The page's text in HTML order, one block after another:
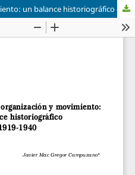
Política, organización y movimiento: un balance historiográfico del PCM, 1919-1940